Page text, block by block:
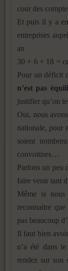
cour des
Et puis il y a
entreprises
an
30 + 6 + 18 =
Pour un déficit
n’est pas
justifier qu’on
Oui, nous
nationale, pour
soient
convoitises…
Parlons un peu
faire venir tant
Même si
reconnaitre
pas beaucoup
Il faut bien
n’a été dans
rendez sur son